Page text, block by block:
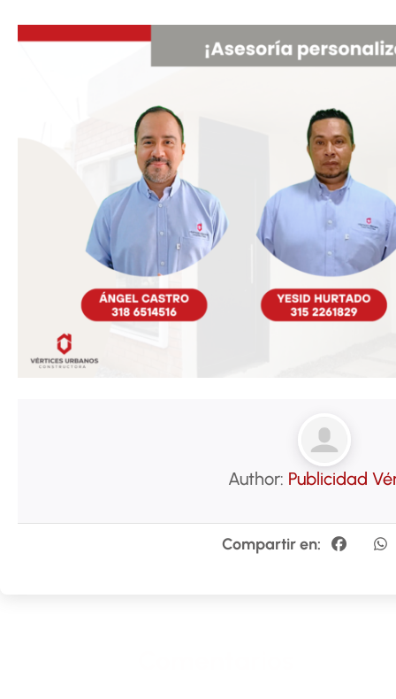
Author: Publicidad
Compartir en: